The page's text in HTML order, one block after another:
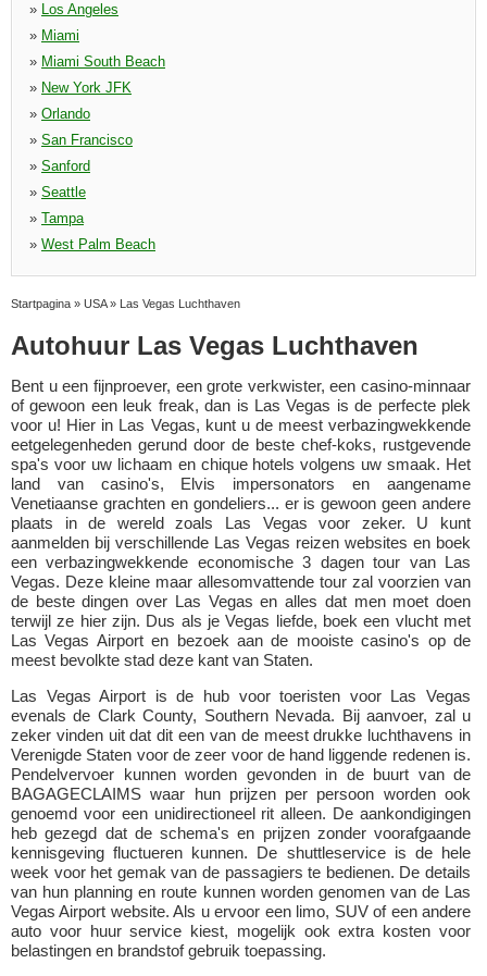
» Los Angeles
» Miami
» Miami South Beach
» New York JFK
» Orlando
» San Francisco
» Sanford
» Seattle
» Tampa
» West Palm Beach
Startpagina » USA» Las Vegas Luchthaven
Autohuur Las Vegas Luchthaven
Bent u een fijnproever, een grote verkwister, een casino-minnaar
of gewoon een leuk freak, dan is Las Vegas is de perfecte plek
voor u! Hier in Las Vegas, kunt u de meest verbazingwekkende
eetgelegenheden gerund door de beste chef-koks, rustgevende
spa's voor uw lichaam en chique hotels volgens uw smaak. Het
land van casino's, Elvis impersonators en aangename
Venetiaanse grachten en gondeliers... er is gewoon geen andere
plaats in de wereld zoals Las Vegas voor zeker. U kunt
aanmelden bij verschillende Las Vegas reizen websites en boek
een verbazingwekkende economische 3 dagen tour van Las
Vegas. Deze kleine maar allesomvattende tour zal voorzien van
de beste dingen over Las Vegas en alles dat men moet doen
terwijl ze hier zijn. Dus als je Vegas liefde, boek een vlucht met
Las Vegas Airport en bezoek aan de mooiste casino's op de
meest bevolkte stad deze kant van Staten.
Las Vegas Airport is de hub voor toeristen voor Las Vegas
evenals de Clark County, Southern Nevada. Bij aanvoer, zal u
zeker vinden uit dat dit een van de meest drukke luchthavens in
Verenigde Staten voor de zeer voor de hand liggende redenen is.
Pendelvervoer kunnen worden gevonden in de buurt van de
BAGAGECLAIMS waar hun prijzen per persoon worden ook
genoemd voor een unidirectioneel rit alleen. De aankondigingen
heb gezegd dat de schema's en prijzen zonder voorafgaande
kennisgeving fluctueren kunnen. De shuttleservice is de hele
week voor het gemak van de passagiers te bedienen. De details
van hun planning en route kunnen worden genomen van de Las
Vegas Airport website. Als u ervoor een limo, SUV of een andere
auto voor huur service kiest, mogelijk ook extra kosten voor
belastingen en brandstof gebruik toepassing.